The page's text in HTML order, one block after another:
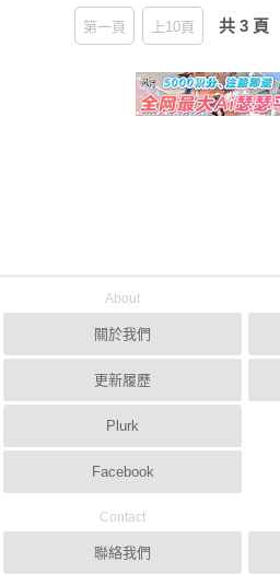
第一頁 上10頁 共 3 頁
About
關於我們
更新履歷
Plurk
Facebook
Contact
聯絡我們